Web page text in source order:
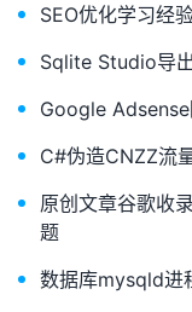
SEO优化学习经
Sqlite Studio导
Google
C#伪造CNZZ流
原创文章谷歌收
题
数据库mysqld进